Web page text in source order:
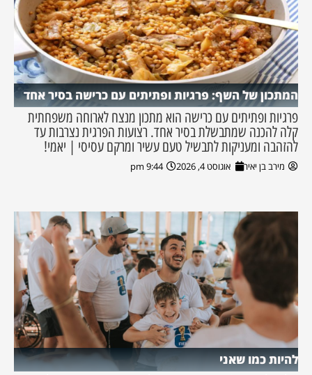
המתכון של השף: פרגיות ופתיתים עם כרישה בסיר אחד
פרגיות ופתיתים עם כרישה הוא מתכון מנצח לארוחה משפחתית
קלה להכנה שמתבשלת בסיר אחד. רצועות הפרגית נצרבות עד
להזהבה ומעניקות לתבשיל טעם עשיר ומרקם עסיסי | יאמי!
מירב בן יאיר אוגוסט 4, 2026 9:44 pm
להיות כמו שאני